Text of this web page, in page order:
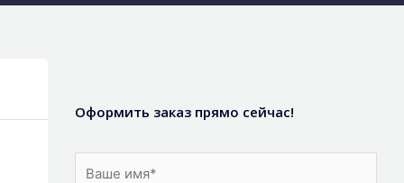
Оформить заказ прямо сейчас!